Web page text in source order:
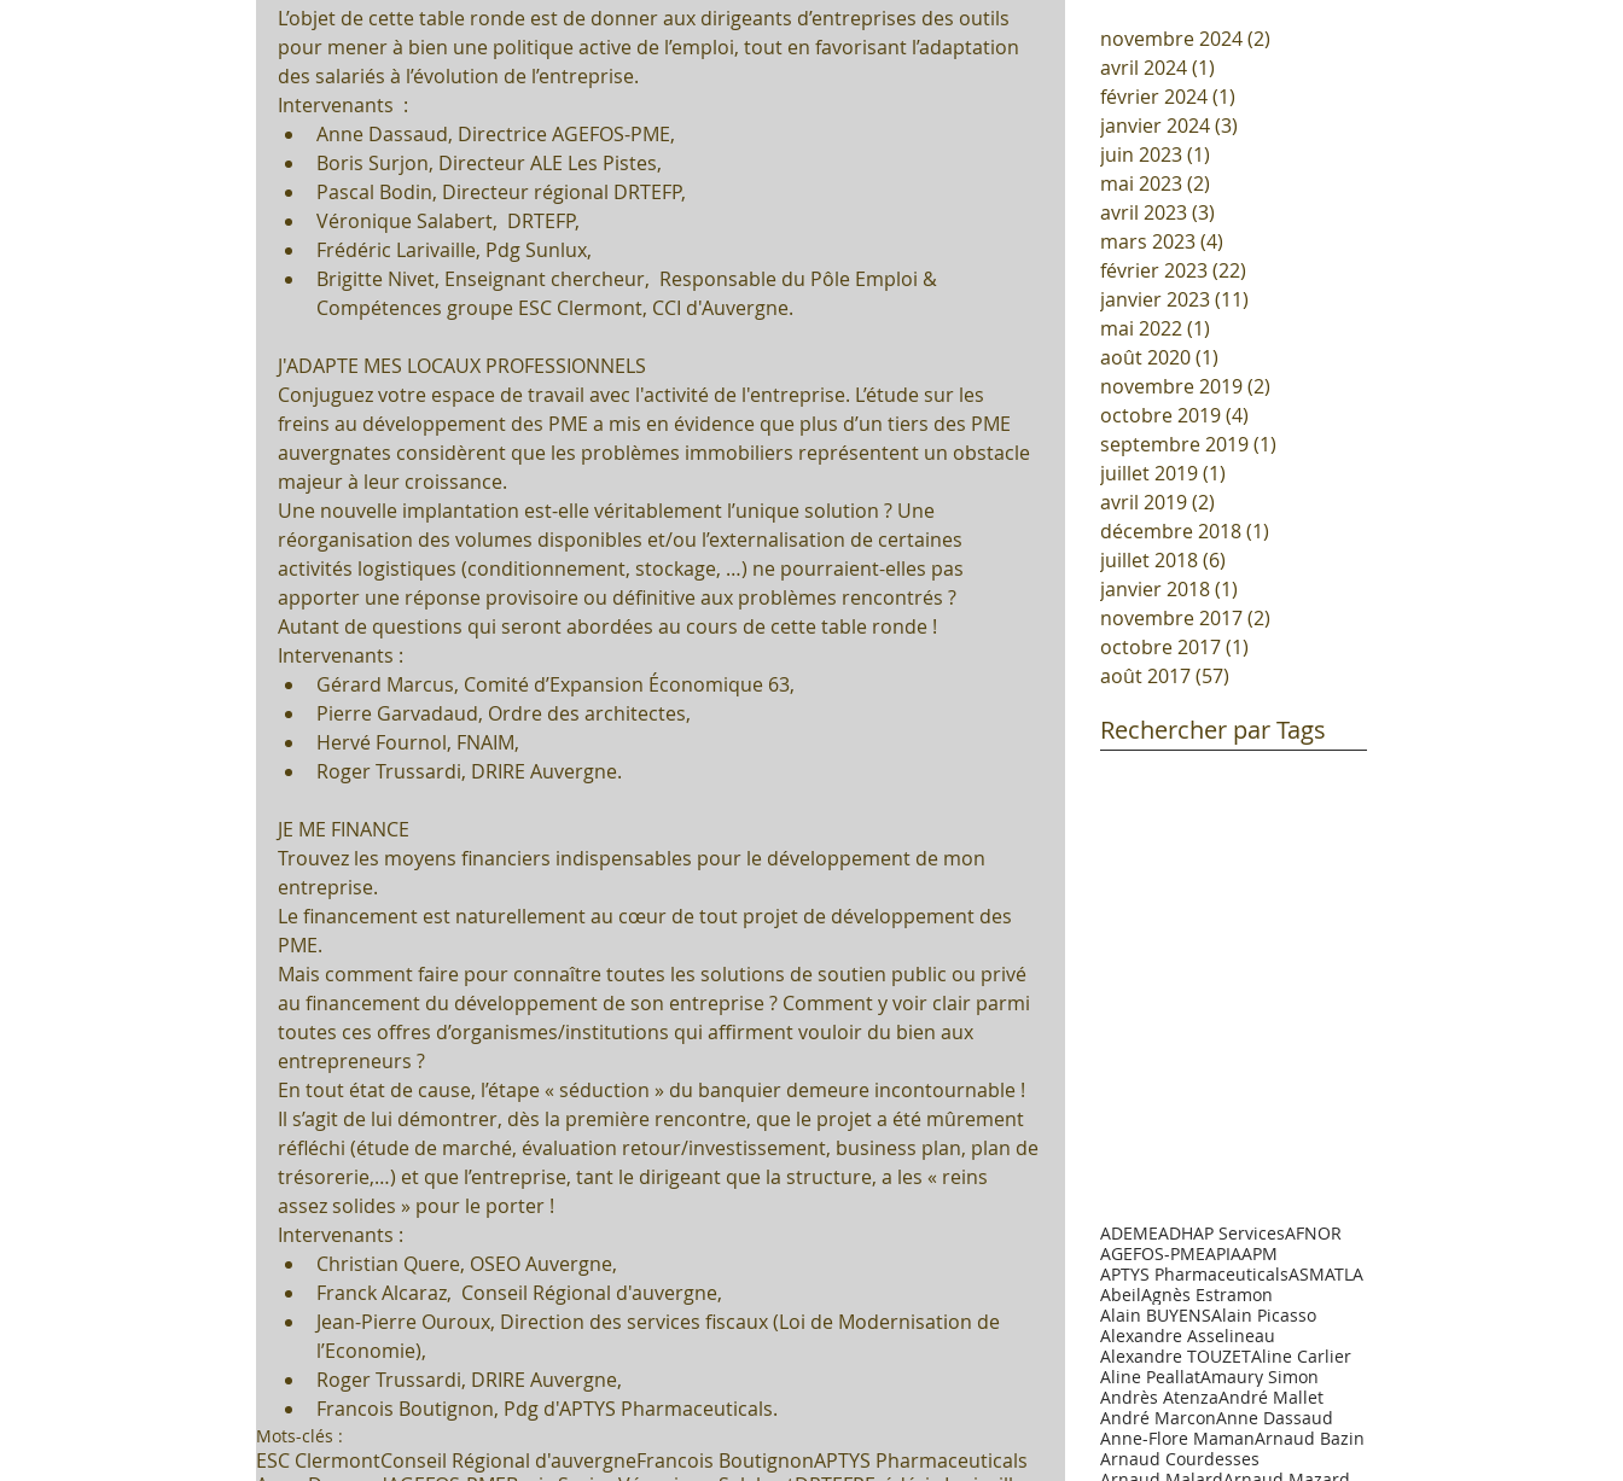
L’objet de cette table ronde est de donner aux dirigeants d’entreprises des outils
pour mener à bien une politique active de l’emploi, tout en favorisant l’adaptation
des salariés à l’évolution de l’entreprise.
Intervenants  :
Anne Dassaud, Directrice AGEFOS-PME,
Boris Surjon, Directeur ALE Les Pistes,
Pascal Bodin, Directeur régional DRTEFP,
Véronique Salabert,  DRTEFP,
Frédéric Larivaille, Pdg Sunlux,
Brigitte Nivet, Enseignant chercheur,  Responsable du Pôle Emploi &
Compétences groupe ESC Clermont, CCI d'Auvergne.
J'ADAPTE MES LOCAUX PROFESSIONNELS
Conjuguez votre espace de travail avec l'activité de l'entreprise. L’étude sur les
freins au développement des PME a mis en évidence que plus d’un tiers des PME
auvergnates considèrent que les problèmes immobiliers représentent un obstacle
majeur à leur croissance.
Une nouvelle implantation est-elle véritablement l’unique solution ? Une
réorganisation des volumes disponibles et/ou l’externalisation de certaines
activités logistiques (conditionnement, stockage, …) ne pourraient-elles pas
apporter une réponse provisoire ou définitive aux problèmes rencontrés ?
Autant de questions qui seront abordées au cours de cette table ronde !
Intervenants :
Gérard Marcus, Comité d’Expansion Économique 63,
Pierre Garvadaud, Ordre des architectes,
Hervé Fournol, FNAIM,
Roger Trussardi, DRIRE Auvergne.
JE ME FINANCE
Trouvez les moyens financiers indispensables pour le développement de mon
entreprise.
Le financement est naturellement au cœur de tout projet de développement des
PME.
Mais comment faire pour connaître toutes les solutions de soutien public ou privé
au financement du développement de son entreprise ? Comment y voir clair parmi
toutes ces offres d’organismes/institutions qui affirment vouloir du bien aux
entrepreneurs ?
En tout état de cause, l’étape « séduction » du banquier demeure incontournable !
Il s’agit de lui démontrer, dès la première rencontre, que le projet a été mûrement
réfléchi (étude de marché, évaluation retour/investissement, business plan, plan de
trésorerie,…) et que l’entreprise, tant le dirigeant que la structure, a les « reins
assez solides » pour le porter !
Intervenants :
Christian Quere, OSEO Auvergne,
Franck Alcaraz,  Conseil Régional d'auvergne,
Jean-Pierre Ouroux, Direction des services fiscaux (Loi de Modernisation de
l’Economie),
Roger Trussardi, DRIRE Auvergne,
Francois Boutignon, Pdg d'APTYS Pharmaceuticals.
Mots-clés :
ESC ClermontConseil Régional d'auvergneFrancois BoutignonAPTYS Pharmaceuticals
novembre 2024(2)
avril 2024(1)
février 2024(1)
janvier 2024(3)
juin 2023(1)
mai 2023(2)
avril 2023(3)
mars 2023(4)
février 2023(22)
janvier 2023(11)
mai 2022(1)
août 2020(1)
novembre 2019(2)
octobre 2019(4)
septembre 2019(1)
juillet 2019(1)
avril 2019(2)
décembre 2018(1)
juillet 2018(6)
janvier 2018(1)
novembre 2017(2)
octobre 2017(1)
août 2017(57)
Rechercher par Tags
ADEMEADHAP ServicesAFNOR
AGEFOS-PMEAPIAAPM
APTYS PharmaceuticalsASMATLA
AbeilAgnès Estramon
Alain BUYENSAlain Picasso
Alexandre Asselineau
Alexandre TOUZETAline Carlier
Aline PeallatAmaury Simon
Andrès AtenzaAndré Mallet
André MarconAnne Dassaud
Anne-Flore MamanArnaud Bazin
Arnaud Courdesses